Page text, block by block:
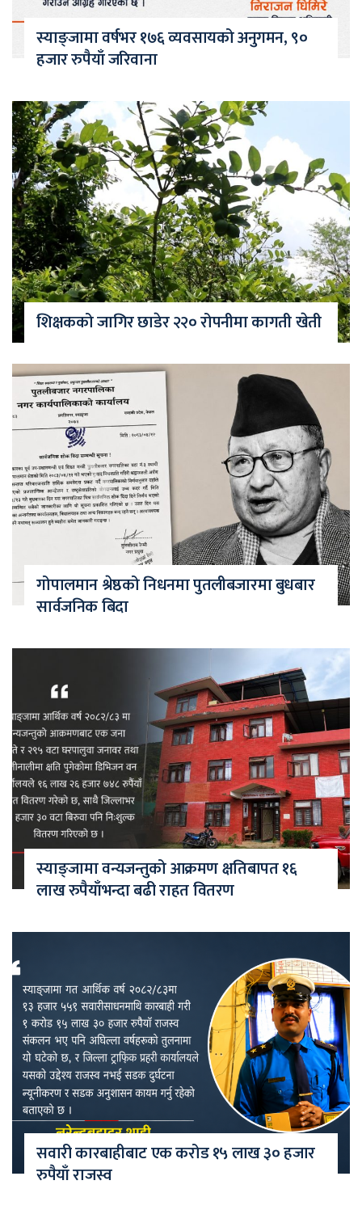
स्याङ्जामा वर्षभर १७६ व्यवसायको अनुगमन, ९०
हजार रुपैयाँ जरिवाना
शिक्षकको जागिर छाडेर २२० रोपनीमा कागती खेती
गोपालमान श्रेष्ठको निधनमा पुतलीबजारमा बुधबार
सार्वजनिक बिदा
स्याङ्जामा वन्यजन्तुको आक्रमण क्षतिबापत १६
लाख रुपैयाँभन्दा बढी राहत वितरण
सवारी कारबाहीबाट एक करोड १५ लाख ३० हजार
रुपैयाँ राजस्व